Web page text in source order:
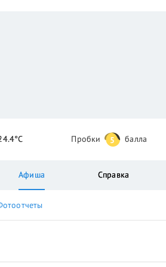
Пробки 5 балла
Афиша Справка